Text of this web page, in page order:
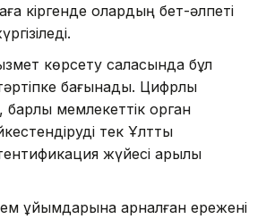
кіргенде олардың бет-әлпеті
көрсету саласында бұл
бағынады. Цифрлық
мемлекеттік орган
тек Ұлттық
жүйесі арқылы
ұйымдарына арналған ережені